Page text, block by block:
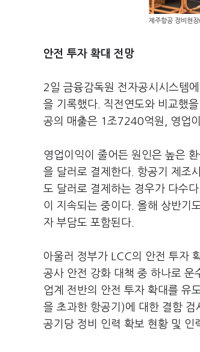
제주항공 정비현
안전 투자 확대 전망
2일 금융감독원 전자공시시스템
을 기록했다. 직전연도와 비교했
공의 매출은 1조7240억원, 영업
영업이익이 줄어든 원인은 높은
을 달러로 결제한다. 항공기 제조
도 달러로 결제하는 경우가 다수
이 지속되는 중이다. 올해 상반기
자 부담도 포함된다.
아울러 정부가 LCC의 안전 투자
공사 안전 강화 대책 중 하나로
업계 전반의 안전 투자 확대를 유
을 초과한 항공기)에 대한 결함
공기당 정비 인력 확보 현황 및 인